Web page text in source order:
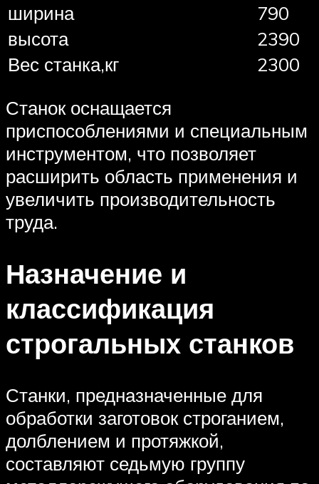
ширина
790
высота
2390
Вес станка,кг
2300
Станок оснащается
приспособлениями и специальным
инструментом, что позволяет
расширить область применения и
увеличить производительность
труда.
Назначение и
классификация
строгальных станков
Станки, предназначенные для
обработки заготовок строганием,
долблением и протяжкой,
составляют седьмую группу